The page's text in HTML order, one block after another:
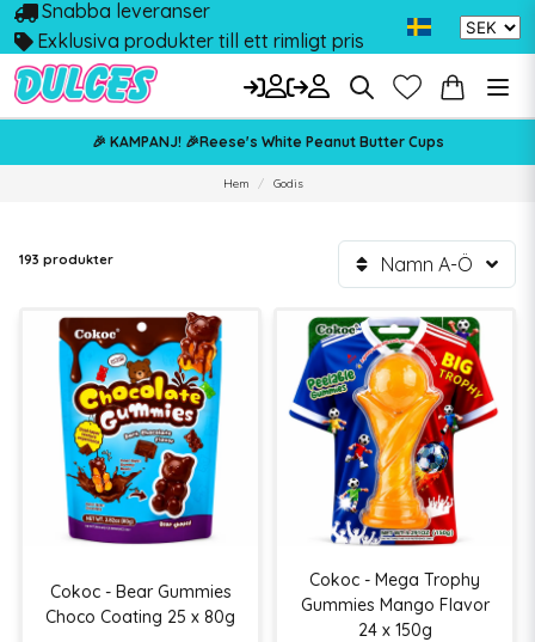
Snabba leveranser
Exklusiva produkter till ett rimligt pris
🎉 KAMPANJ! 🎉Reese's White Peanut Butter Cups
Hem Godis
193 produkter Namn A-Ö
Cokoc - Bear Gummies
Choco Coating 25 x 80g
Cokoc - Mega Trophy
Gummies Mango Flavor
24 x 150g